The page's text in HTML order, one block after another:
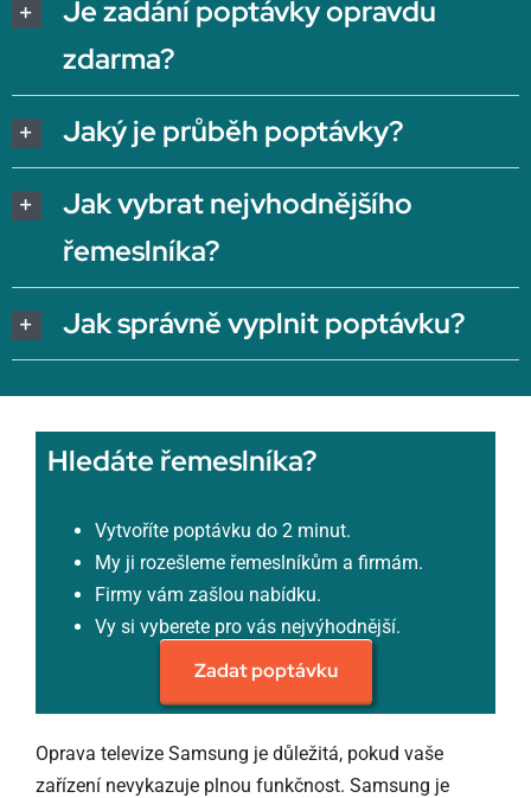
Je zadání poptávky opravdu
zdarma?
Jaký je průběh poptávky?
Jak vybrat nejvhodnějšího
řemeslníka?
Jak správně vyplnit poptávku?
Hledáte řemeslníka?
Vytvoříte poptávku do 2 minut.
My ji rozešleme řemeslníkům a firmám.
Firmy vám zašlou nabídku.
Vy si vyberete pro vás nejvýhodnější.
Zadat poptávku
Oprava televize Samsung je důležitá, pokud vaše
zařízení nevykazuje plnou funkčnost. Samsung je